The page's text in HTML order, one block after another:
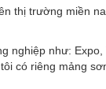
thị trường miền
nghiệp như: Expo,
có riêng mảng